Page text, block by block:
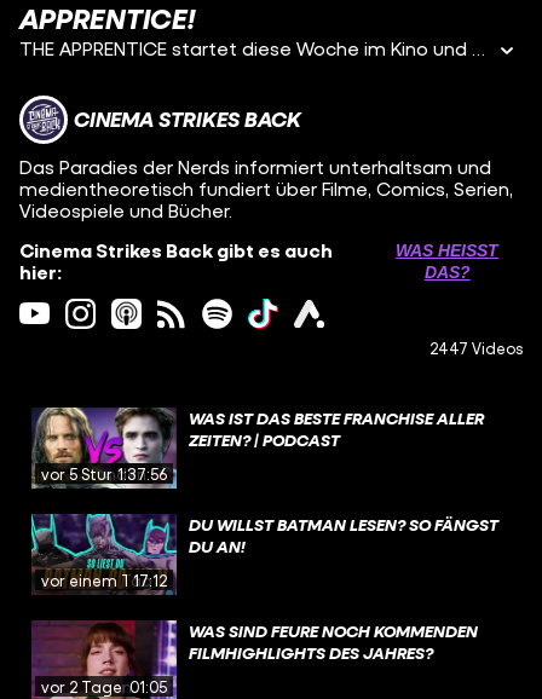
APPRENTICE!
THE APPRENTICE startet diese Woche im Kino und sorgt bereits für erhitzte Gemüter und Kontroversen: Wenige Wochen vor dem US-Wahlkampf zwischen Donald Trump und Kamala Harris zeigt das Biopic den Werdegang des ehemaligen US-Präsidenten in New York City und seine Beziehung zu seinem fragwürdigen Mentor Roy Cohn (Jeremy Strong). Aber ist die Darstellung von Donald Trump (Sebastian Stan) wirklich so diskussionswürdig? Außerdem gibt's wie immer die heißesten Kinostarts der aktuellen Woche, zum Beispiel SMILE 2 und die aktuell gehypte Netflix-Serie NOBODY WANTS THIS. Damit herzlich willkommen zu einem neuen Podcast hier auf CINEMA STRIKES BACK!
CINEMA STRIKES BACK
Das Paradies der Nerds informiert unterhaltsam und
medientheoretisch fundiert über Filme, Comics, Serien,
Videospiele und Bücher.
Cinema Strikes Back gibt es auch
hier:
WAS HEISST D
AS?
2447 Videos
vor 5 Stunden
1:37:56
WAS IST DAS BESTE FRANCHISE ALLER
ZEITEN? | PODCAST
vor einem Tag17:12
DU WILLST BATMAN LESEN? SO FÄNGST
DU AN!
vor 2 Tagen01:05
WAS SIND FEURE NOCH KOMMENDEN
FILMHIGHLIGHTS DES JAHRES?